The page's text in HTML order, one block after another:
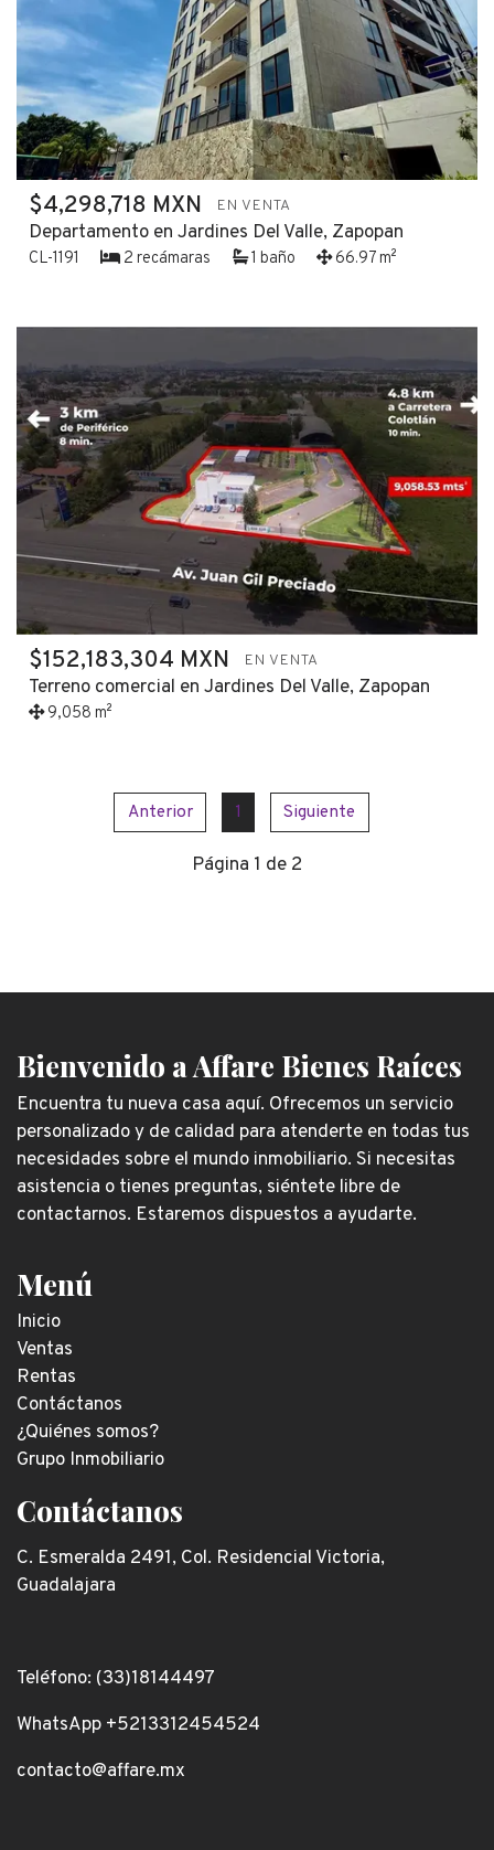
$4,298,718 MXN EN VENTA
Departamento en Jardines Del Valle, Zapopan
CL-1191 2 recámaras 1 baño 66.97 m²
$152,183,304 MXN EN VENTA
Terreno comercial en Jardines Del Valle, Zapopan
9,058 m²
Anterior 1 Siguiente
Página 1 de 2
Bienvenido a Affare Bienes Raíces
Encuentra tu nueva casa aquí. Ofrecemos un servicio
personalizado y de calidad para atenderte en todas tus
necesidades sobre el mundo inmobiliario. Si necesitas
asistencia o tienes preguntas, siéntete libre de
contactarnos. Estaremos dispuestos a ayudarte.
Menú
Inicio
Ventas
Rentas
Contáctanos
¿Quiénes somos?
Grupo Inmobiliario
Contáctanos
C. Esmeralda 2491, Col. Residencial Victoria,
Guadalajara
Teléfono: (33)18144497
WhatsApp +5213312454524
contacto@affare.mx